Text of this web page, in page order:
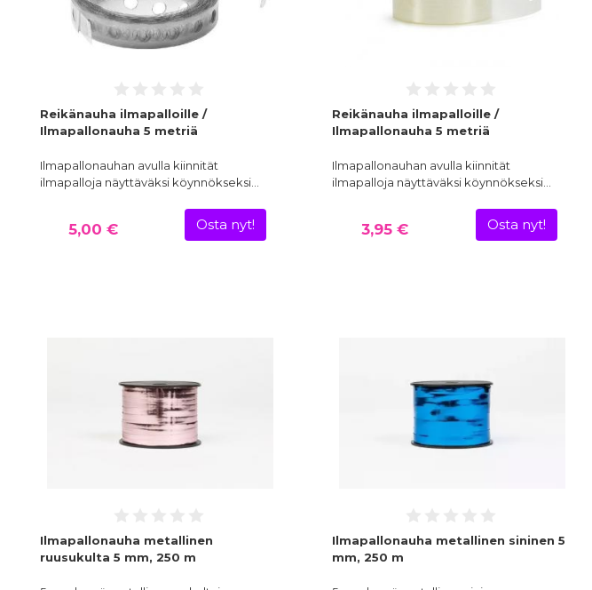
Reikänauha ilmapalloille /
Ilmapallonauha 5 metriä
Ilmapallonauhan avulla kiinnität
ilmapalloja näyttäväksi köynnökseksi…
5,00 € Osta nyt!
Reikänauha ilmapalloille /
Ilmapallonauha 5 metriä
Ilmapallonauhan avulla kiinnität
ilmapalloja näyttäväksi köynnökseksi…
3,95 € Osta nyt!
Ilmapallonauha metallinen
ruusukulta 5 mm, 250 m
Ilmapallonauha metallinen sininen 5
mm, 250 m